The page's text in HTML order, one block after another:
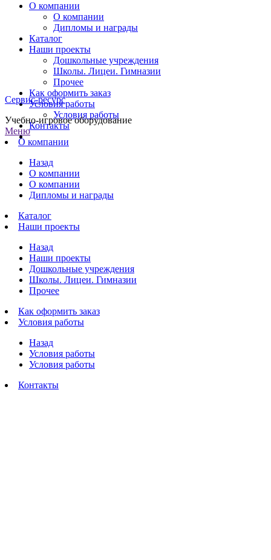
О компании
О компании
Дипломы и награды
Каталог
Наши проекты
Дошкольные учреждения
Школы. Лицеи. Гимназии
Прочее
Как оформить заказ
Условия работы
Условия работы
Контакты
Сервис-ресурс
Учебно-игровое оборудование
Меню
О компании
Назад
О компании
О компании
Дипломы и награды
Каталог
Наши проекты
Назад
Наши проекты
Дошкольные учреждения
Школы. Лицеи. Гимназии
Прочее
Как оформить заказ
Условия работы
Назад
Условия работы
Условия работы
Контакты